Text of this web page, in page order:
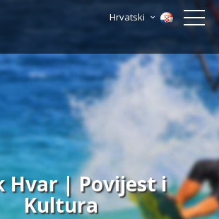
Hrvatski
Hvar | Povijest i
Kultura